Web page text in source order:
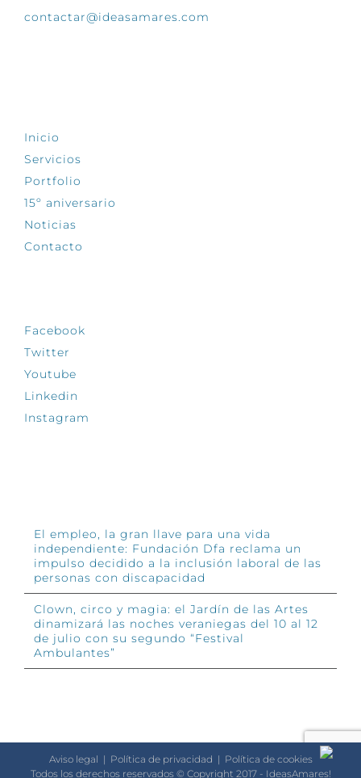
contactar@ideasamares.com
Inicio
Servicios
Portfolio
15º aniversario
Noticias
Contacto
Facebook
Twitter
Youtube
Linkedin
Instagram
El empleo, la gran llave para una vida
independiente: Fundación Dfa reclama un
impulso decidido a la inclusión laboral de las
personas con discapacidad
Clown, circo y magia: el Jardín de las Artes
dinamizará las noches veraniegas del 10 al 12
de julio con su segundo “Festival
Ambulantes”
Aviso legal | Política de privacidad | Política de cookies
Todos los derechos reservados © Copyright 2017 - IdeasAmares!